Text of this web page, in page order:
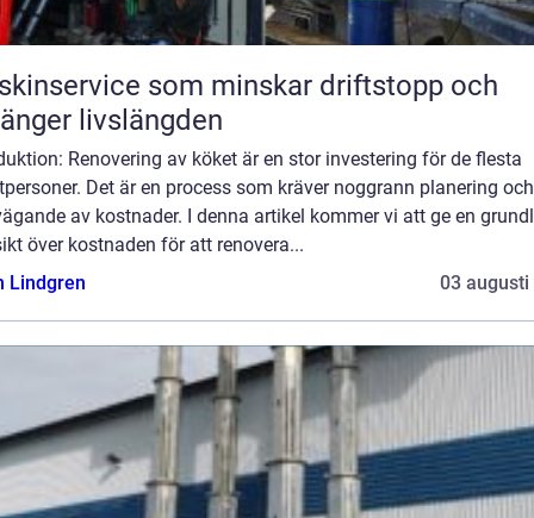
som minskar driftstopp och
livslängden
Renovering av köket är en stor investering för de flesta
Det är en process som kräver noggrann planering och
av kostnader. I denna artikel kommer vi att ge en
över kostnaden för att renovera...
Lindgren
03 augusti